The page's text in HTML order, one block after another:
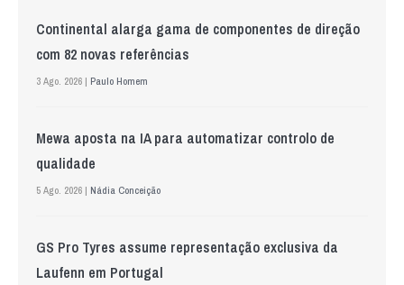
Continental alarga gama de componentes de direção
com 82 novas referências
3 Ago. 2026 | Paulo Homem
Mewa aposta na IA para automatizar controlo de
qualidade
5 Ago. 2026 | Nádia Conceição
GS Pro Tyres assume representação exclusiva da
Laufenn em Portugal